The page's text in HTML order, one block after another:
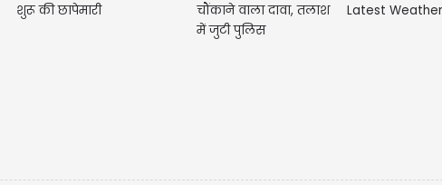
शुरू की छापेमारी
चौंकाने वाला दावा, तलाश
में जुटी पुलिस
Latest